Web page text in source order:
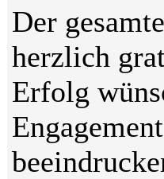
Der
herzlich
Erfolg